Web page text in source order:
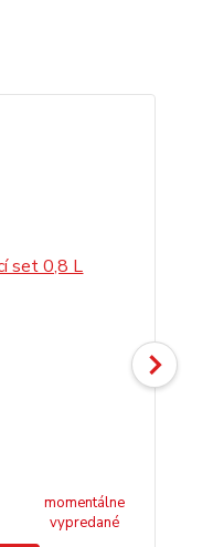
momentálne
vypredané